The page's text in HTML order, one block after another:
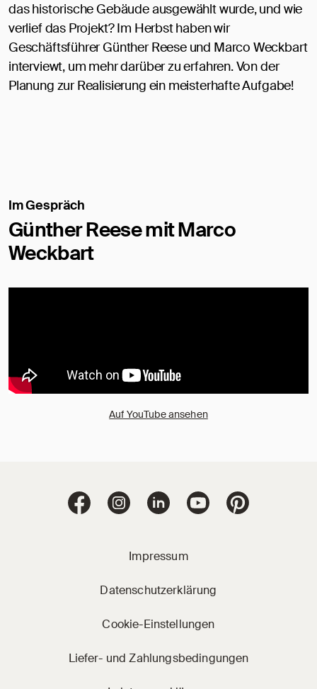
das historische Gebäude ausgewählt wurde, und wie
verlief das Projekt? Im Herbst haben wir
Geschäftsführer Günther Reese und Marco Weckbart
interviewt, um mehr darüber zu erfahren. Von der
Planung zur Realisierung ein meisterhafte Aufgabe!
Im Gespräch
Günther Reese mit Marco
Weckbart
Auf YouTube ansehen
Jacobi Dachziegel
Jacobi Dachziegel auf Facebook
Jacobi Dachziegel auf Instagram
Jacobi Dachziegel auf
Jacobi Dachziegel
Jacobi
Impressum
Datenschutzerklärung
Cookie-Einstellungen
Liefer- und Zahlungsbedingungen